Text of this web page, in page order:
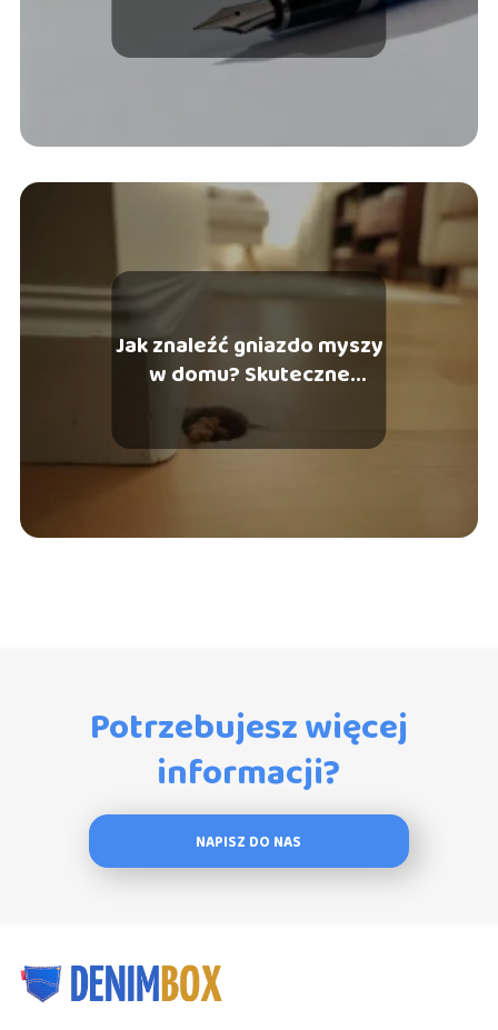
pisać poprawnie?
Jak znaleźć gniazdo myszy
w domu? Skuteczne
sposoby krok po kroku
Potrzebujesz więcej
informacji?
NAPISZ DO NAS